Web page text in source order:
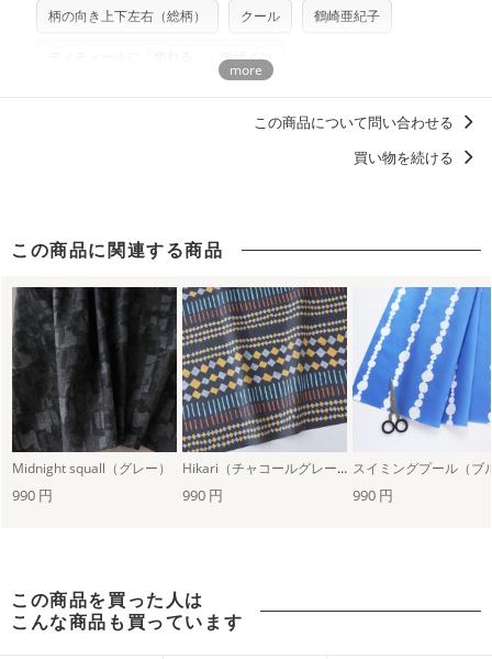
注意ください。型紙自体の転用・販売および型紙を使用して
商用利用についての詳細はこちら
柄の向き上下左右（総柄） クール 鶴崎亜紀子
ディティールに「惚れる。」デザイン
この商品について問い合わせる
買い物を続ける
この商品に関連する商品
Midnight squall（グレー） Hikari（チャコールグレー）
990 円 990 円 990 円
この商品を買った人は
こんな商品も買っています